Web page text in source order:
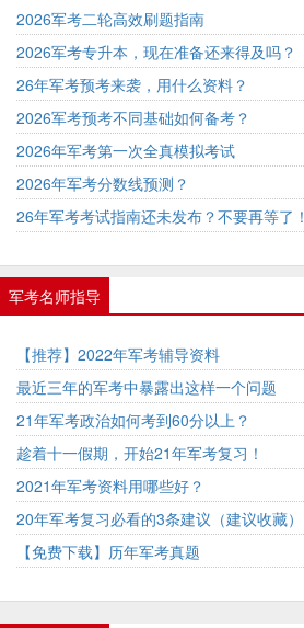
2026军考二轮高效刷题指南
2026军考专升本，现在准备还来得及吗？
26年军考预考来袭，用什么资料？
2026军考预考不同基础如何备考？
2026年军考第一次全真模拟考试
2026年军考分数线预测？
26年军考考试指南还未发布？不要再等了！
军考名师指导
【推荐】2022年军考辅导资料
最近三年的军考中暴露出这样一个问题
21年军考政治如何考到60分以上？
趁着十一假期，开始21年军考复习！
2021年军考资料用哪些好？
20年军考复习必看的3条建议（建议收藏）
【免费下载】历年军考真题